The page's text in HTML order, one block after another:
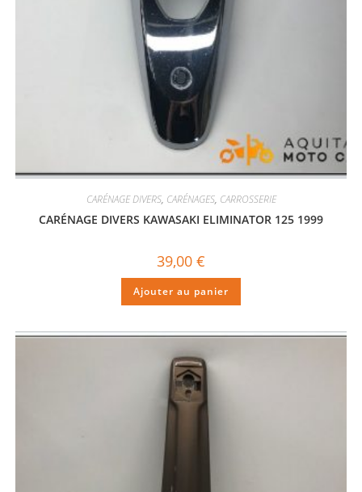
CARÉNAGE DIVERS, CARÉNAGES, CARROSSERIE
CARÉNAGE DIVERS KAWASAKI ELIMINATOR 125 1999
39,00 €
Ajouter au panier